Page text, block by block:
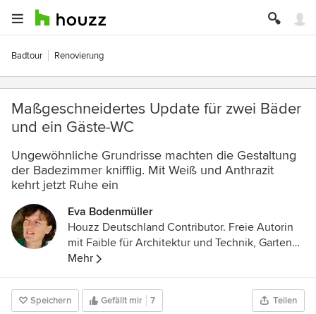
Badtour Renovierung
Maßgeschneidertes Update für zwei Bäder
und ein Gäste-WC
Ungewöhnliche Grundrisse machten die Gestaltung
der Badezimmer knifflig. Mit Weiß und Anthrazit
kehrt jetzt Ruhe ein
Eva Bodenmüller
Houzz Deutschland Contributor. Freie Autorin
mit Faible für Architektur und Technik, Garten
und Kulinarik
Mehr
Speichern Gefällt mir 7 Teilen